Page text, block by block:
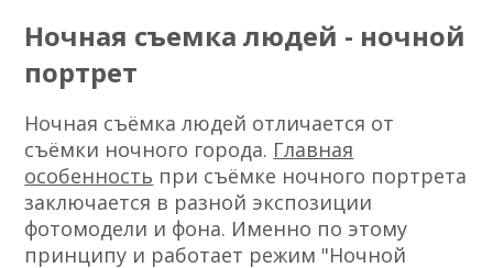
Ночная съемка людей - ночной
портрет
Ночная съёмка людей отличается от
съёмки ночного города. Главная
особенность при съёмке ночного портрета
заключается в разной экспозиции
фотомодели и фона. Именно по этому
принципу и работает режим "Ночной